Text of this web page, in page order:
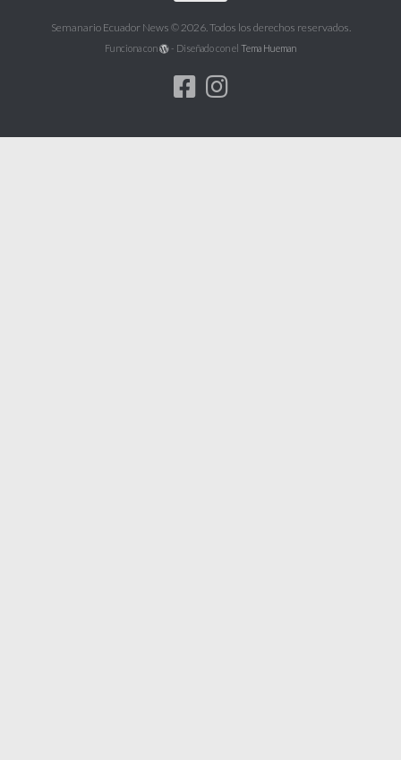
Semanario Ecuador News © 2026. Todos los derechos reservados.
Funciona con - Diseñado con el Tema Hueman